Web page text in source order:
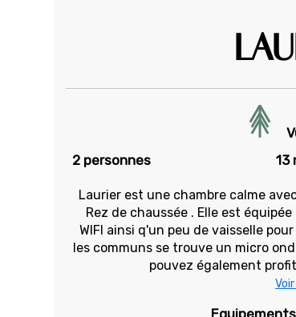
2 personnes
13
Laurier est une chambre calme
Rez de chaussée . Elle est
WIFI ainsi q'un peu de vaisselle
les communs se trouve un micro
pouvez également